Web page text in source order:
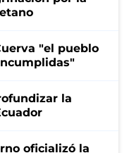
"el pueblo
la
oficializó la